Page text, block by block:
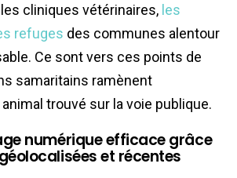
cliniques vétérinaires, les
refuges des communes alentour
Ce sont vers ces points de
samaritains ramènent
trouvé sur la voie publique.
numérique efficace grâce
et récentes